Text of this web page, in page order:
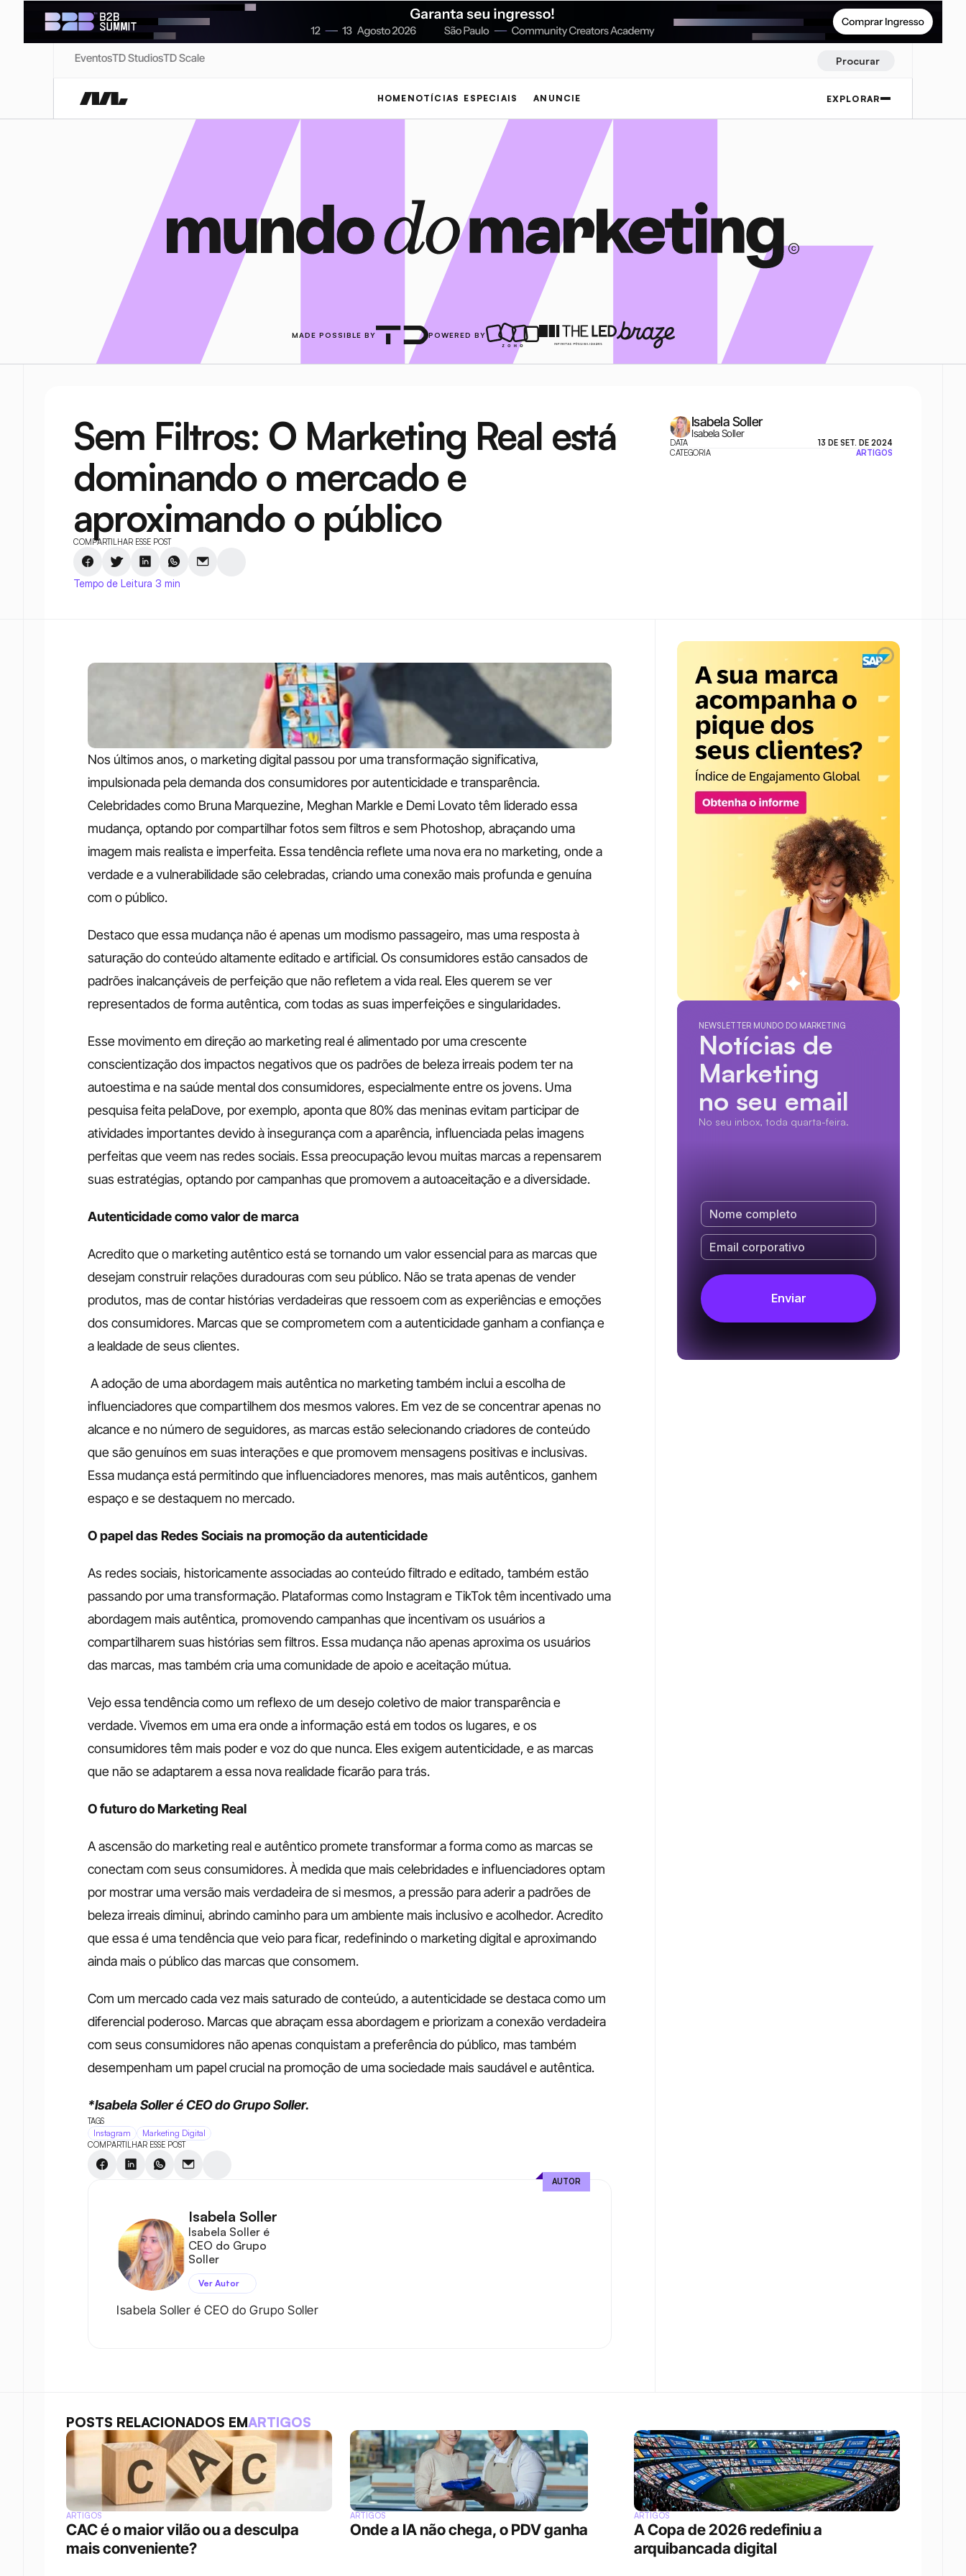
EventosTD StudiosTD Scale Procurar
HOME NOTÍCIAS ESPECIAIS ANUNCIE EXPLORAR
MADE POSSIBLE BY POWERED BY
Sem Filtros: O Marketing Real está
dominando o mercado e
aproximando o público
COMPARTILHAR ESSE POST
Tempo de Leitura 3 min
Isabela Soller
Isabela Soller
DATA
13 DE SET. DE 2024
CATEGORIA
ARTIGOS
Nos últimos anos, o marketing digital passou por uma transformação significativa,
impulsionada pela demanda dos consumidores por autenticidade e transparência.
Celebridades como Bruna Marquezine, Meghan Markle e Demi Lovato têm liderado essa
mudança, optando por compartilhar fotos sem filtros e sem Photoshop, abraçando uma
imagem mais realista e imperfeita. Essa tendência reflete uma nova era no marketing, onde a
verdade e a vulnerabilidade são celebradas, criando uma conexão mais profunda e genuína
com o público.
Destaco que essa mudança não é apenas um modismo passageiro, mas uma resposta à
saturação do conteúdo altamente editado e artificial. Os consumidores estão cansados de
padrões inalcançáveis de perfeição que não refletem a vida real. Eles querem se ver
representados de forma autêntica, com todas as suas imperfeições e singularidades.
Esse movimento em direção ao marketing real é alimentado por uma crescente
conscientização dos impactos negativos que os padrões de beleza irreais podem ter na
autoestima e na saúde mental dos consumidores, especialmente entre os jovens. Uma
pesquisa feita pelaDove, por exemplo, aponta que 80% das meninas evitam participar de
atividades importantes devido à insegurança com a aparência, influenciada pelas imagens
perfeitas que veem nas redes sociais. Essa preocupação levou muitas marcas a repensarem
suas estratégias, optando por campanhas que promovem a autoaceitação e a diversidade.
Autenticidade como valor de marca
Acredito que o marketing autêntico está se tornando um valor essencial para as marcas que
desejam construir relações duradouras com seu público. Não se trata apenas de vender
produtos, mas de contar histórias verdadeiras que ressoem com as experiências e emoções
dos consumidores. Marcas que se comprometem com a autenticidade ganham a confiança e
a lealdade de seus clientes.
A adoção de uma abordagem mais autêntica no marketing também inclui a escolha de
influenciadores que compartilhem dos mesmos valores. Em vez de se concentrar apenas no
alcance e no número de seguidores, as marcas estão selecionando criadores de conteúdo
que são genuínos em suas interações e que promovem mensagens positivas e inclusivas.
Essa mudança está permitindo que influenciadores menores, mas mais autênticos, ganhem
espaço e se destaquem no mercado.
O papel das Redes Sociais na promoção da autenticidade
As redes sociais, historicamente associadas ao conteúdo filtrado e editado, também estão
passando por uma transformação. Plataformas como Instagram e TikTok têm incentivado uma
abordagem mais autêntica, promovendo campanhas que incentivam os usuários a
compartilharem suas histórias sem filtros. Essa mudança não apenas aproxima os usuários
das marcas, mas também cria uma comunidade de apoio e aceitação mútua.
Vejo essa tendência como um reflexo de um desejo coletivo de maior transparência e
verdade. Vivemos em uma era onde a informação está em todos os lugares, e os
consumidores têm mais poder e voz do que nunca. Eles exigem autenticidade, e as marcas
que não se adaptarem a essa nova realidade ficarão para trás.
O futuro do Marketing Real
A ascensão do marketing real e autêntico promete transformar a forma como as marcas se
conectam com seus consumidores. À medida que mais celebridades e influenciadores optam
por mostrar uma versão mais verdadeira de si mesmos, a pressão para aderir a padrões de
beleza irreais diminui, abrindo caminho para um ambiente mais inclusivo e acolhedor. Acredito
que essa é uma tendência que veio para ficar, redefinindo o marketing digital e aproximando
ainda mais o público das marcas que consomem.
Com um mercado cada vez mais saturado de conteúdo, a autenticidade se destaca como um
diferencial poderoso. Marcas que abraçam essa abordagem e priorizam a conexão verdadeira
com seus consumidores não apenas conquistam a preferência do público, mas também
desempenham um papel crucial na promoção de uma sociedade mais saudável e autêntica.
*Isabela Soller é CEO do Grupo Soller.
TAGS
Instagram Marketing Digital
COMPARTILHAR ESSE POST
Isabela Soller
Isabela Soller é
CEO do Grupo
Soller
Ver Autor
Isabela Soller é CEO do Grupo Soller
AUTOR
NEWSLETTER MUNDO DO MARKETING
Notícias de
Marketing
no seu email
No seu inbox, toda quarta-feira.
POSTS RELACIONADOS EMARTIGOS
ARTIGOS
CAC é o maior vilão ou a desculpa
mais conveniente?
ARTIGOS
Onde a IA não chega, o PDV ganha
ARTIGOS
A Copa de 2026 redefiniu a
arquibancada digital